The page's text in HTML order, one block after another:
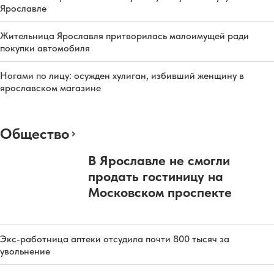
Ярославле
Жительница Ярославля притворилась малоимущей ради
покупки автомобиля
Ногами по лицу: осужден хулиган, избивший женщину в
ярославском магазине
Общество
В Ярославле не смогли
продать гостиницу на
Московском проспекте
Экс-работница аптеки отсудила почти 800 тысяч за
увольнение